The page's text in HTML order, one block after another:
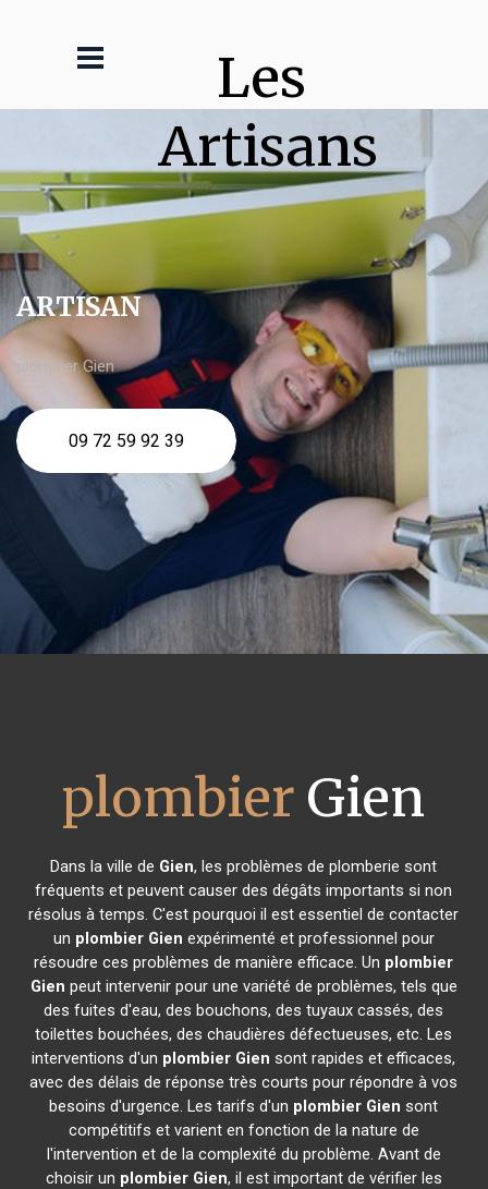
Les
Artisans
ARTISAN
plombier Gien
09 72 59 92 39
plombier Gien
Dans la ville de Gien, les problèmes de plomberie sont
fréquents et peuvent causer des dégâts importants si non
résolus à temps. C'est pourquoi il est essentiel de contacter
un plombier Gien expérimenté et professionnel pour
résoudre ces problèmes de manière efficace. Un plombier
Gien peut intervenir pour une variété de problèmes, tels que
des fuites d'eau, des bouchons, des tuyaux cassés, des
toilettes bouchées, des chaudières défectueuses, etc. Les
interventions d'un plombier Gien sont rapides et efficaces,
avec des délais de réponse très courts pour répondre à vos
besoins d'urgence. Les tarifs d'un plombier Gien sont
compétitifs et varient en fonction de la nature de
l'intervention et de la complexité du problème. Avant de
choisir un plombier Gien, il est important de vérifier les